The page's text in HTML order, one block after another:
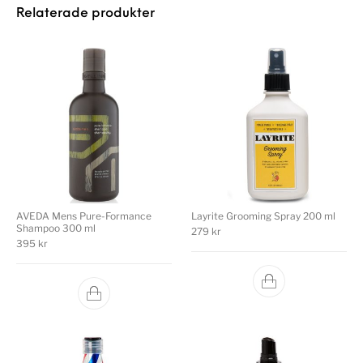
Relaterade produkter
AVEDA Mens Pure-Formance
Shampoo 300 ml
395 kr
Layrite Grooming Spray 200 ml
279 kr